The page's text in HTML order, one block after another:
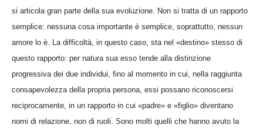
si articola gran parte della sua evoluzione. Non si tratta di un rapporto
semplice: nessuna cosa importante è semplice, soprattutto, nessun
amore lo è. La difficoltà, in questo caso, sta nel «destino» stesso di
questo rapporto: per natura sua esso tende alla distinzione
progressiva dei due individui, fino al momento in cui, nella raggiunta
consapevolezza della propria persona, essi possano riconoscersi
reciprocamente, in un rapporto in cui «padre» e «figlio» diventano
nomi di relazione, non di ruoli. Sono molti quelli che hanno avuto la